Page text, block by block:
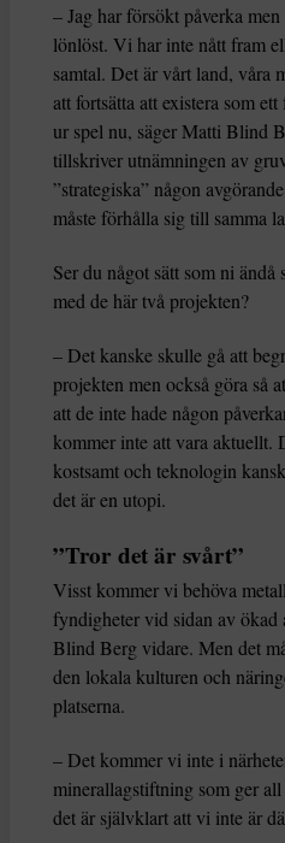
– Jag har försökt påverka
lönlöst. Vi har inte nått fram
samtal. Det är vårt land, våra
att fortsätta att existera som
ur spel nu, säger Matti Blind
tillskriver utnämningen av
”strategiska” någon
måste förhålla sig till samma
Ser du något sätt som ni ändå
med de här två projekten?
– Det kanske skulle gå att
projekten men också göra så
att de inte hade någon
kommer inte att vara aktuellt.
kostsamt och teknologin
det är en utopi.
”Tror det är svårt”
Visst kommer vi behöva
fyndigheter vid sidan av
Blind Berg vidare. Men det
den lokala kulturen och
platserna.
– Det kommer vi inte i
minerallagstiftning som ger
det är självklart att vi inte är